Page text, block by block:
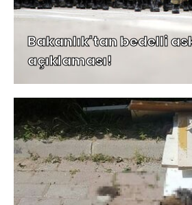
Bakanlık'tan bedelli
açıklaması!